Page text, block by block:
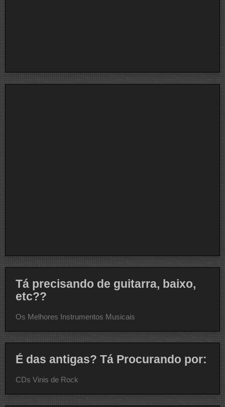
Tá precisando de guitarra, baixo,
etc??
Os Melhores Instrumentos Musicais
É das antigas? Tá Procurando por:
CDs Vinis de Rock